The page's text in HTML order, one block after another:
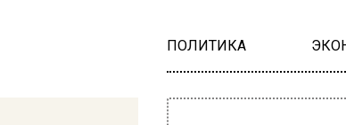
ПОЛИТИКА